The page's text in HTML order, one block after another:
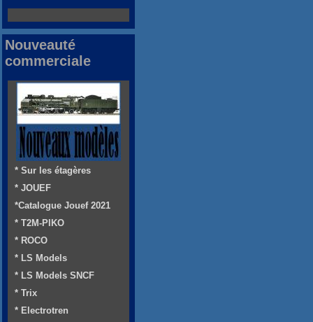
Nouveauté
commerciale
* Sur les étagères
* JOUEF
*Catalogue Jouef 2021
* T2M-PIKO
* ROCO
* LS Models
* LS Models SNCF
* Trix
* Electrotren